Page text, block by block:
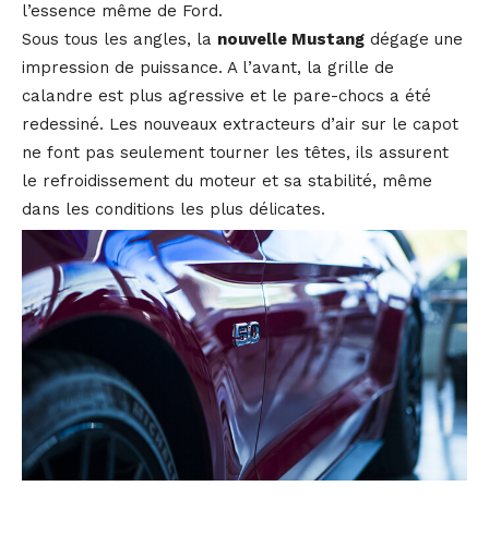
l’essence même de Ford.
Sous tous les angles, la nouvelle Mustang dégage une
impression de puissance. A l’avant, la grille de
calandre est plus agressive et le pare-chocs a été
redessiné. Les nouveaux extracteurs d’air sur le capot
ne font pas seulement tourner les têtes, ils assurent
le refroidissement du moteur et sa stabilité, même
dans les conditions les plus délicates.